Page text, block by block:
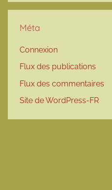
Méta
Connexion
Flux des publications
Flux des commentaires
Site de WordPress-FR